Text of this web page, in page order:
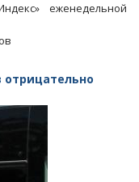
еженедельной